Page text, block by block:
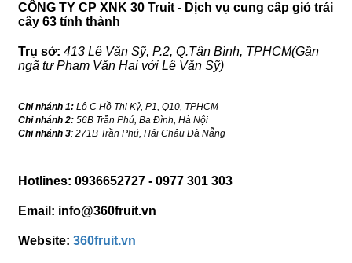
CÔNG TY CP XNK 30 Truit - Dịch vụ cung cấp giỏ trái
cây 63 tỉnh thành
Trụ sở: 413 Lê Văn Sỹ, P.2, Q.Tân Bình, TPHCM(Gần
ngã tư Phạm Văn Hai với Lê Văn Sỹ)
Chi nhánh 1: Lô C Hồ Thị Kỷ, P1, Q10, TPHCM
Chi nhánh 2: 56B Trần Phú, Ba Đình, Hà Nội
Chi nhánh 3: 271B Trần Phú, Hải Châu Đà Nẵng
Hotlines: 0936652727 - 0977 301 303
Email: info@360fruit.vn
Website: 360fruit.vn